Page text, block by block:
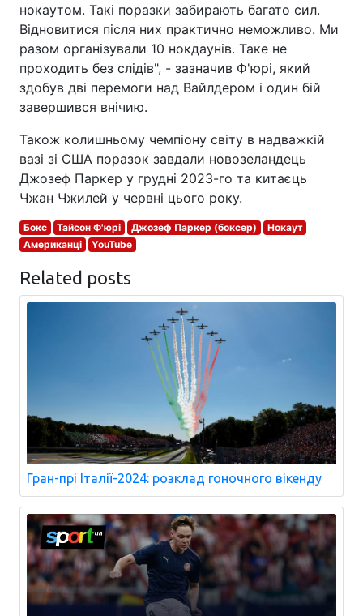
нокаутом. Такі поразки забирають багато сил.
Відновитися після них практично неможливо. Ми
разом організували 10 нокдаунів. Таке не
проходить без слідів", - зазначив Ф'юрі, який
здобув дві перемоги над Вайлдером і один бій
завершився внічию.
Також колишньому чемпіону світу в надважкій
вазі зі США поразок завдали новозеландець
Джозеф Паркер у грудні 2023-го та китаєць
Чжан Чжилей у червні цього року.
Бокс Тайсон Ф'юрі Джозеф Паркер (боксер)
Нокаут
Американці
YouTube
Related posts
Гран-прі Італії-2024: розклад гоночного вікенду